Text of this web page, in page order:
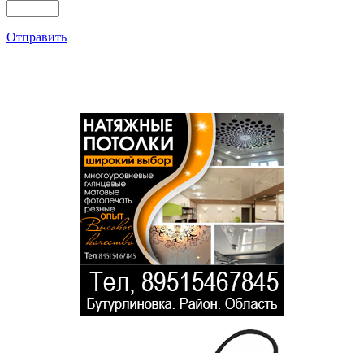
Отправить